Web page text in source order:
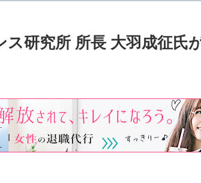
ス研究所 所長 大羽成征氏